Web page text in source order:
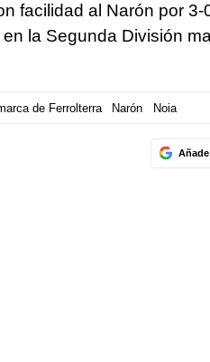
facilidad al Narón por 3-
la Segunda División
de Ferrolterra Narón Noia